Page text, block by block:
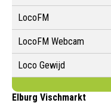
LocoFM
LocoFM Webcam
Loco Gewijd
Elburg Vischmarkt